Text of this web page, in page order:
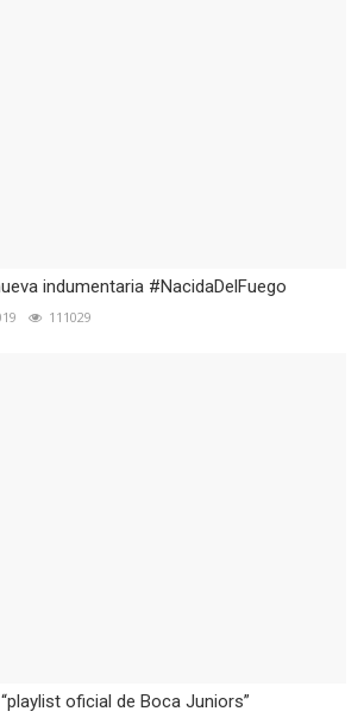
indumentaria #NacidaDelFuego
111029
oficial de Boca Juniors”